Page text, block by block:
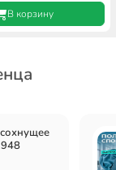
В корзину